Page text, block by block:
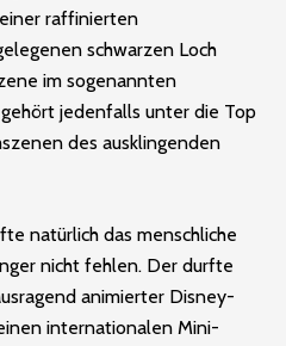
raffinierten
schwarzen Loch
im sogenannten
jedenfalls unter die Top
des ausklingenden
­natürlich das menschliche
nicht fehlen. Der durfte
animierter Disney-
internationalen Mini-